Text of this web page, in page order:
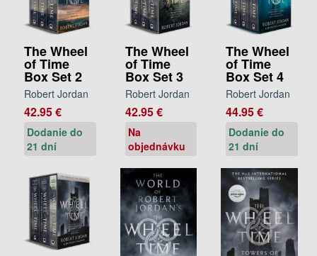
The Wheel
of Time
Box Set 2
Robert Jordan
42.95 €
Dodanie do
21 dní
The Wheel
of Time
Box Set 3
Robert Jordan
42.95 €
Na
objednávku
The Wheel
of Time
Box Set 4
Robert Jordan
44.95 €
Dodanie do
21 dní